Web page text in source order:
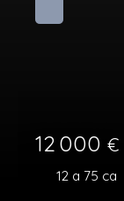
12 000 €
12 a 75 ca